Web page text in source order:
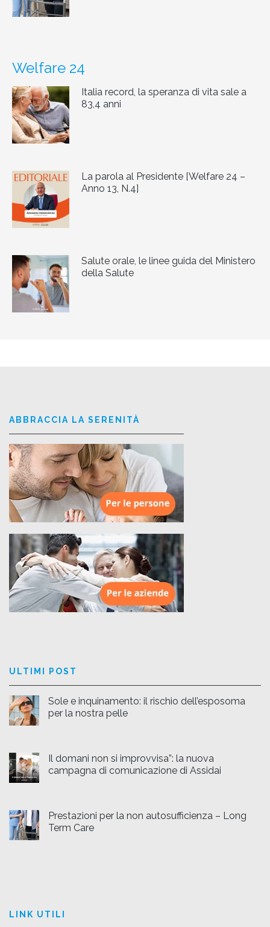
Welfare 24
Italia record, la speranza di vita sale a
83,4 anni
La parola al Presidente [Welfare 24 –
Anno 13, N.4]
Salute orale, le linee guida del Ministero
della Salute
ABBRACCIA LA SERENITÀ
ULTIMI POST
Sole e inquinamento: il rischio dell’esposoma
per la nostra pelle
Il domani non si improvvisa”: la nuova
campagna di comunicazione di Assidai
Prestazioni per la non autosufficienza – Long
Term Care
LINK UTILI